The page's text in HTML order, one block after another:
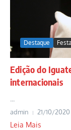
Destaque
Edição do
internacionais
admin 21/10/2020
Leia Mais